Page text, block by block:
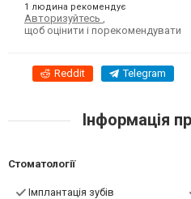
1 людина рекомендує
Авторизуйтесь
щоб оцінити і порекомендувати
Reddit Telegram
Інформація
Стоматології
Імплантація зубів